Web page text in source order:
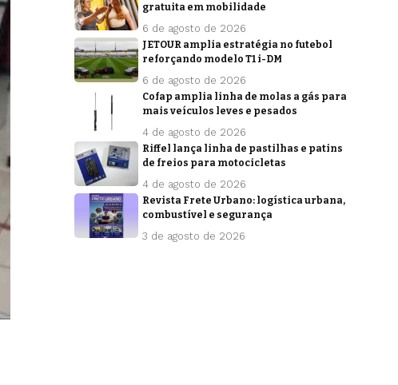
gratuita em mobilidade
6 de agosto de 2026
JETOUR amplia estratégia no futebol
reforçando modelo T1 i-DM
6 de agosto de 2026
Cofap amplia linha de molas a gás para
mais veículos leves e pesados
4 de agosto de 2026
Riffel lança linha de pastilhas e patins
de freios para motocicletas
4 de agosto de 2026
Revista Frete Urbano: logística urbana,
combustível e segurança
3 de agosto de 2026